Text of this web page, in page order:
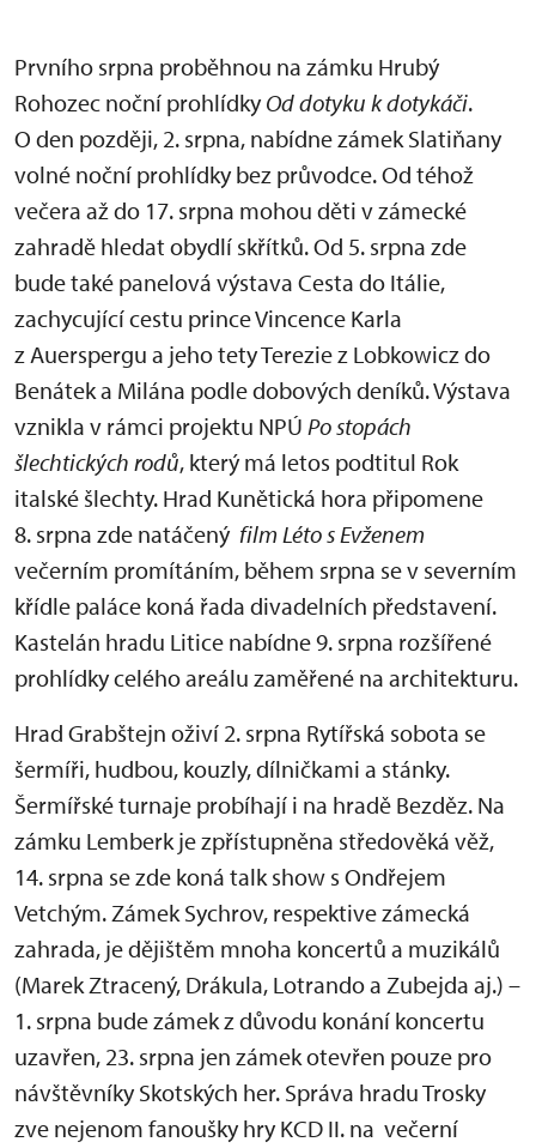
Prvního srpna proběhnou na zámku Hrubý
Rohozec noční prohlídky Od dotyku k dotykáči.
O den později, 2. srpna, nabídne zámek Slatiňany
volné noční prohlídky bez průvodce. Od téhož
večera až do 17. srpna mohou děti v zámecké
zahradě hledat obydlí skřítků. Od 5. srpna zde
bude také panelová výstava Cesta do Itálie,
zachycující cestu prince Vincence Karla
z Auerspergu a jeho tety Terezie z Lobkowicz do
Benátek a Milána podle dobových deníků. Výstava
vznikla v rámci projektu NPÚ Po stopách
šlechtických rodů, který má letos podtitul Rok
italské šlechty. Hrad Kunětická hora připomene
8. srpna zde natáčený film Léto s Evženem
večerním promítáním, během srpna se v severním
křídle paláce koná řada divadelních představení.
Kastelán hradu Litice nabídne 9. srpna rozšířené
prohlídky celého areálu zaměřené na architekturu.
Hrad Grabštejn oživí 2. srpna Rytířská sobota se
šermíři, hudbou, kouzly, dílničkami a stánky.
Šermířské turnaje probíhají i na hradě Bezděz. Na
zámku Lemberk je zpřístupněna středověká věž,
14. srpna se zde koná talk show s Ondřejem
Vetchým. Zámek Sychrov, respektive zámecká
zahrada, je dějištěm mnoha koncertů a muzikálů
(Marek Ztracený, Drákula, Lotrando a Zubejda aj.) –
1. srpna bude zámek z důvodu konání koncertu
uzavřen, 23. srpna jen zámek otevřen pouze pro
návštěvníky Skotských her. Správa hradu Trosky
zve nejenom fanoušky hry KCD II. na večerní